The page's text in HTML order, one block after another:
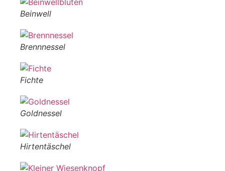
Beinwell
Brennnessel
Fichte
Goldnessel
Hirtentäschel